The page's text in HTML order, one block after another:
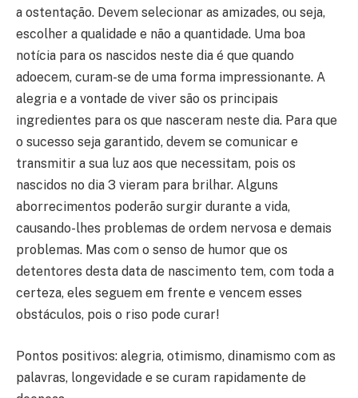
a ostentação. Devem selecionar as amizades, ou seja,
escolher a qualidade e não a quantidade. Uma boa
notícia para os nascidos neste dia é que quando
adoecem, curam-se de uma forma impressionante. A
alegria e a vontade de viver são os principais
ingredientes para os que nasceram neste dia. Para que
o sucesso seja garantido, devem se comunicar e
transmitir a sua luz aos que necessitam, pois os
nascidos no dia 3 vieram para brilhar. Alguns
aborrecimentos poderão surgir durante a vida,
causando-lhes problemas de ordem nervosa e demais
problemas. Mas com o senso de humor que os
detentores desta data de nascimento tem, com toda a
certeza, eles seguem em frente e vencem esses
obstáculos, pois o riso pode curar!
Pontos positivos: alegria, otimismo, dinamismo com as
palavras, longevidade e se curam rapidamente de